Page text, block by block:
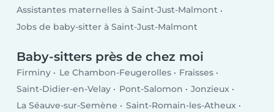
Assistantes maternelles à Saint-Just-Malmont
Jobs de baby-sitter à Saint-Just-Malmont
Baby-sitters près de chez moi
Firminy Le Chambon-Feugerolles
Fraisses
Saint-Didier-en-Velay
Pont-Salomon
Jonzieux
La Séauve-sur-Semène
Saint-Romain-les-Atheux